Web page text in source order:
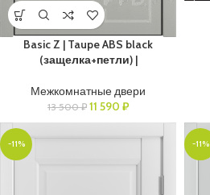
Basic Z | Taupe ABS black
(защелка+петли) |
Межкомнатные двери
13 500₽ 11 590 ₽
-11% -11%